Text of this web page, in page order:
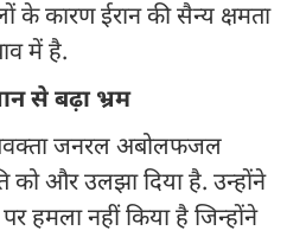
के कारण ईरान की सैन्य क्षमता
में है.
से बढ़ा भ्रम
जनरल अबोलफजल
को और उलझा दिया है. उन्होंने
हमला नहीं किया है जिन्होंने